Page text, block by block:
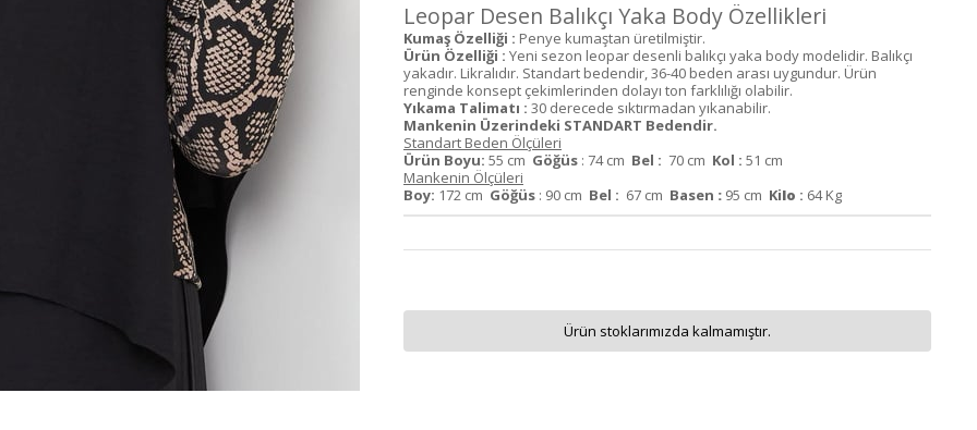
Leopar Desen Balıkçı Yaka Body Özellikleri
Kumaş Özelliği : Penye kumaştan üretilmiştir.
Ürün Özelliği : Yeni sezon leopar desenli balıkçı yaka body modelidir. Balıkçı
yakadır. Likralıdır. Standart bedendir, 36-40 beden arası uygundur. Ürün
renginde konsept çekimlerinden dolayı ton farklılığı olabilir.
Yıkama Talimatı : 30 derecede sıktırmadan yıkanabilir.
Mankenin Üzerindeki STANDART Bedendir.
Standart Beden Ölçüleri
Ürün Boyu: 55 cm Göğüs : 74 cm Bel : 70 cm Kol : 51 cm
Mankenin Ölçüleri
Boy: 172 cm Göğüs : 90 cm Bel : 67 cm Basen : 95 cm Kilo : 64 Kg
Ürün stoklarımızda kalmamıştır.